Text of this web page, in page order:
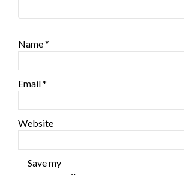
Name*
Email*
Website
Save my